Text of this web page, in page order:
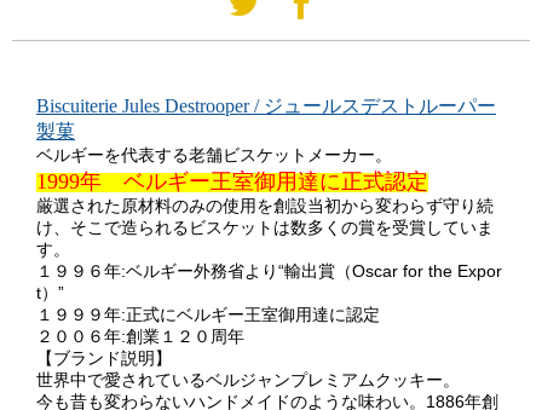
Biscuiterie Jules Destrooper / ジュールスデストルーパー
製菓
ベルギーを代表する老舗ビスケットメーカー。
1999年 ベルギー王室御用達に正式認定
厳選された原材料のみの使用を創設当初から変わらず守り続
け、そこで造られるビスケットは数多くの賞を受賞していま
す。
１９９６年:ベルギー外務省より“輸出賞（Oscar for the Expor
t）”
１９９９年:正式にベルギー王室御用達に認定
２００６年:創業１２０周年
【ブランド説明】
世界中で愛されているベルジャンプレミアムクッキー。
今も昔も変わらないハンドメイドのような味わい。1886年創